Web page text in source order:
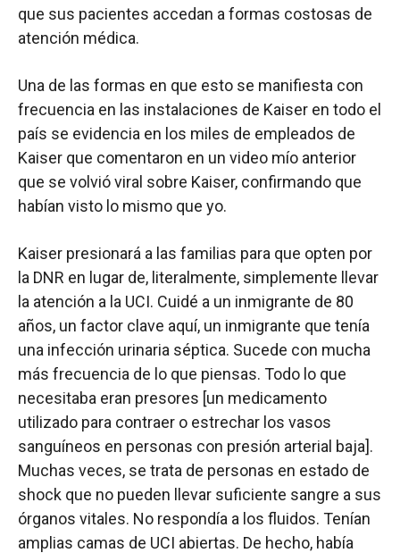
que sus pacientes accedan a formas costosas de
atención médica.
Una de las formas en que esto se manifiesta con
frecuencia en las instalaciones de Kaiser en todo el
país se evidencia en los miles de empleados de
Kaiser que comentaron en un video mío anterior
que se volvió viral sobre Kaiser, confirmando que
habían visto lo mismo que yo.
Kaiser presionará a las familias para que opten por
la DNR en lugar de, literalmente, simplemente llevar
la atención a la UCI. Cuidé a un inmigrante de 80
años, un factor clave aquí, un inmigrante que tenía
una infección urinaria séptica. Sucede con mucha
más frecuencia de lo que piensas. Todo lo que
necesitaba eran presores [un medicamento
utilizado para contraer o estrechar los vasos
sanguíneos en personas con presión arterial baja].
Muchas veces, se trata de personas en estado de
shock que no pueden llevar suficiente sangre a sus
órganos vitales. No respondía a los fluidos. Tenían
amplias camas de UCI abiertas. De hecho, había